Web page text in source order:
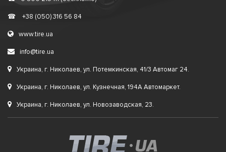
☎ +38 (050) 316 56 84
www.tire.ua
info@tire.ua
Украина, г. Николаев, ул. Потемкинская, 41/3 Автомаг 24.
Украина, г. Николаев, ул. Кузнечная, 194А Автомаркет.
Украина, г. Николаев, ул. Новозаводская, 23.